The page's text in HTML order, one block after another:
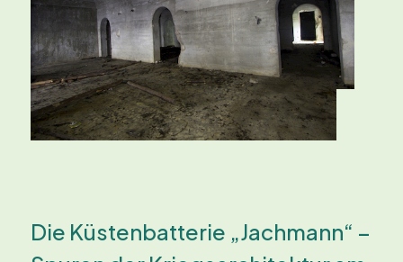
Die Küstenbatterie „Jachmann“ –